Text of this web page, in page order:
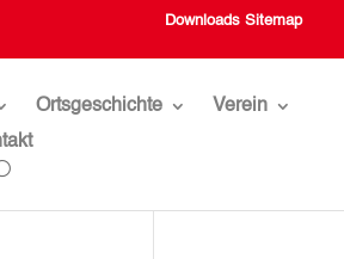
Downloads Sitemap
Ortsgeschichte
Verein